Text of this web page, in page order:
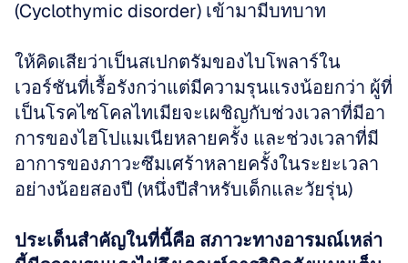
(Cyclothymic disorder) เข้ามามีบทบาท
ให้คิดเสียว่าเป็นสเปกตรัมของไบโพลาร์ใน
เวอร์ชันที่เรื้อรังกว่าแต่มีความรุนแรงน้อยกว่า ผู้ที่
เป็นโรคไซโคลไทเมียจะเผชิญกับช่วงเวลาที่มีอา
การของไฮโปแมเนียหลายครั้ง และช่วงเวลาที่มี
อาการของภาวะซึมเศร้าหลายครั้งในระยะเวลา
อย่างน้อยสองปี (หนึ่งปีสำหรับเด็กและวัยรุ่น)
ประเด็นสำคัญในที่นี้คือ สภาวะทางอารมณ์เหล่า